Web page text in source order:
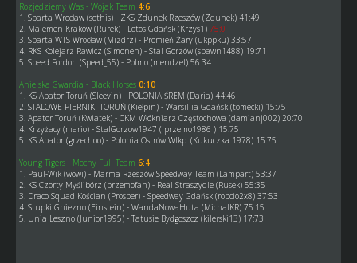
Rozjedziemy Was - Wojak Team 4:6
1. Sparta Wrocław (sothis) - ZKS Zdunek Rzeszów (Zdunek) 41:49
2. Malemen Krakow (Rurek) - Lotos Gdańsk (Krzys1) 75:0
3. Sparta WTS Wrocław (Mizdrz) - Promień Żary (ukppku) 33:57
4. RKS Kolejarz Rawicz (Simonen) - Stal Gorzów (spawn1488) 19:71
5. Speed Fordon (Speed_55) - Polmo (mendzel) 56:34
Anielska Gwardia - Black Horses 0:10
1. KS Apator Toruń (Sleevin) - POLONIA ŚREM (Daria) 44:46
2. STALOWE PIERNIKI TORUŃ (Kiełpin) - Warsillia Gdańsk (tomecki) 15:75
3. Apator Toruń (Kwiatek) - CKM Włókniarz Częstochowa (damianj002) 20:70
4. Krzyżacy (mario) - StalGorzow1947 ( przemo1986 ) 15:75
5. KS Apator (grzechoo) - Polonia Ostrów Wlkp. (Kukuczka 1978) 15:75
Young Tigers - Mocny Full Team 6:4
1. Paul-Wik (wowi) - Marma Rzeszów Speedway Team (Lampart) 53:37
2. KS Czorty Myślibórz (przemofan) - Real Straszydle (Rusek) 55:35
3. Draco Squad Kościan (Prosper) - Speedway Gdańsk (robcio2x8) 37:53
4. Stupki Gniezno (Einstein) - WandaNowaHuta (MichalKR) 75:15
5. Unia Leszno (Junior1995) - Tatusie Bydgoszcz (kilerski13) 17:73